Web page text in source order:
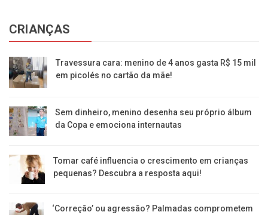
CRIANÇAS
Travessura cara: menino de 4 anos gasta R$ 15 mil
em picolés no cartão da mãe!
Sem dinheiro, menino desenha seu próprio álbum
da Copa e emociona internautas
Tomar café influencia o crescimento em crianças
pequenas? Descubra a resposta aqui!
‘Correção’ ou agressão? Palmadas comprometem